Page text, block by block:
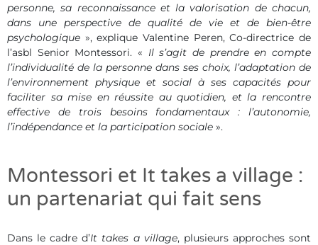
personne, sa reconnaissance et la valorisation de chacun,
dans une perspective de qualité de vie et de bien-être
psychologique », explique Valentine Peren, Co-directrice de
l’asbl Senior Montessori. « Il s’agit de prendre en compte
l’individualité de la personne dans ses choix, l’adaptation de
l’environnement physique et social à ses capacités pour
faciliter sa mise en réussite au quotidien, et la rencontre
effective de trois besoins fondamentaux : l’autonomie,
l’indépendance et la participation sociale ».
Montessori et It takes a village :
un partenariat qui fait sens
Dans le cadre d’It takes a village, plusieurs approches sont